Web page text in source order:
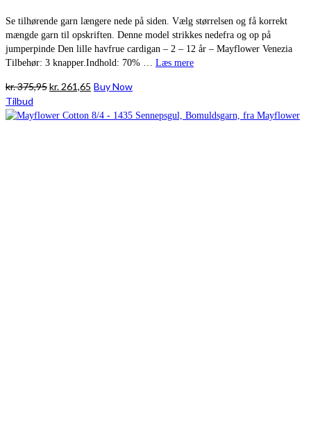
Se tilhørende garn længere nede på siden. Vælg størrelsen og få korrekt
mængde garn til opskriften. Denne model strikkes nedefra og op på
jumperpinde Den lille havfrue cardigan – 2 – 12 år – Mayflower Venezia
Tilbehør: 3 knapper.Indhold: 70% … Læs mere
kr.375,95Den
pris
kr. 261,65 Den
pris
Buy Now
Tilbud